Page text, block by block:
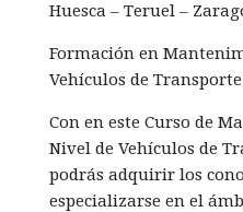
Huesca – Teruel –
Formación en
Vehículos de
Con en este Curso de
Nivel de Vehículos de
podrás adquirir los
especializarse en el